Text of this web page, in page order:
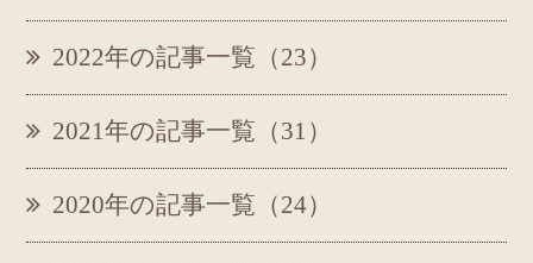
2022年の記事一覧（23）
2021年の記事一覧（31）
2020年の記事一覧（24）